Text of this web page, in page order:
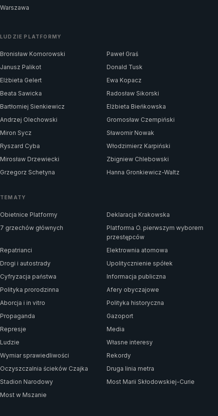
Warszawa
LUDZIE PLATFORMY
Bronisław Komorowski
Paweł Graś
Janusz Palikot
Donald Tusk
Elżbieta Gelert
Ewa Kopacz
Beata Sawicka
Radosław Sikorski
Bartłomiej Sienkiewicz
Elżbieta Bieńkowska
Andrzej Olechowski
Gromosław Czempiński
Miron Sycz
Sławomir Nowak
Ryszard Cyba
Włodzimierz Karpiński
Mirosław Drzewiecki
Zbigniew Chlebowski
Grzegorz Schetyna
Hanna Gronkiewicz-Waltz
TEMATY
Obietnice Platformy
Deklaracja Krakowska
7 grzechów głównych
Platforma O. pierwszym wyborem
przestępców
Repatrianci
Elektrownia atomowa
Drogi i autostrady
Upolitycznienie spółek
Cyfryzacja państwa
Informacja publiczna
Polityka prorodzinna
Afery obyczajowe
Aborcja i in vitro
Polityka historyczna
Propaganda
Gazoport
Represje
Media
Ludzie
Własne interesy
Wymiar sprawiedliwości
Rekordy
Oczyszczalnia ścieków Czajka
Druga linia metra
Stadion Narodowy
Most Marii Skłodowskiej-Curie
Most w Mszanie